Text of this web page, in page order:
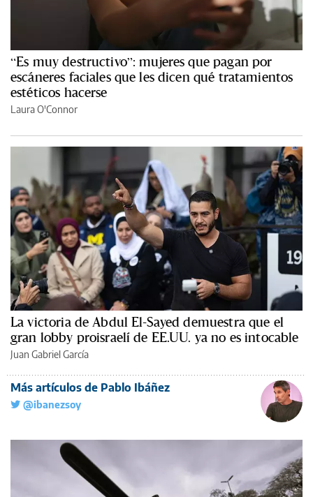
“Es muy destructivo”: mujeres que pagan por
escáneres faciales que les dicen qué tratamientos
estéticos hacerse
Laura O'Connor
La victoria de Abdul El-Sayed demuestra que el
gran lobby proisraelí de EE.UU. ya no es intocable
Juan Gabriel García
Más artículos de Pablo Ibáñez
@ibanezsoy